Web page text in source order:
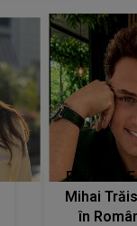
Mihai
în